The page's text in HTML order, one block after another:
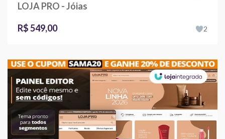
LOJA PRO - Jóias
R$ 549,00
2